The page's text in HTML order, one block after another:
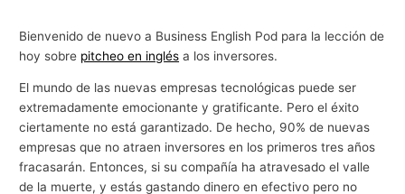
Bienvenido de nuevo a Business English Pod para la lección de
hoy sobre pitcheo en inglés a los inversores.
El mundo de las nuevas empresas tecnológicas puede ser
extremadamente emocionante y gratificante. Pero el éxito
ciertamente no está garantizado. De hecho, 90% de nuevas
empresas que no atraen inversores en los primeros tres años
fracasarán. Entonces, si su compañía ha atravesado el valle
de la muerte, y estás gastando dinero en efectivo pero no